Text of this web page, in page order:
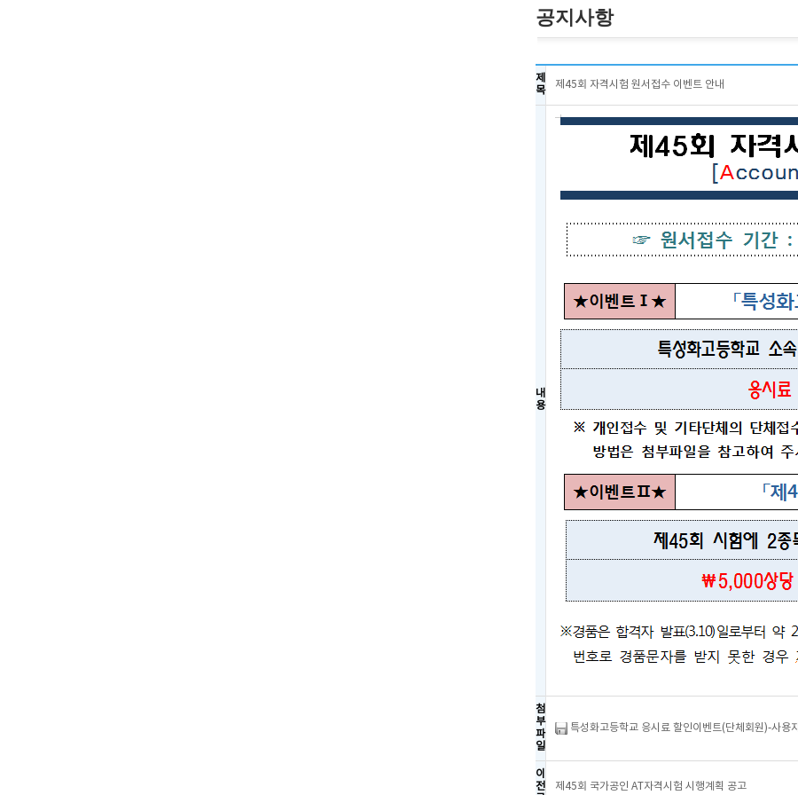
공지사항
제
목
제45회 자격시험 원서접수 이벤트 안내
내
용
첨
부
파
일
특성화고등학교 응시료 할인이벤트(단체회원)-사용
이
전
제45회 국가공인 AT자격시험 시행계획 공고